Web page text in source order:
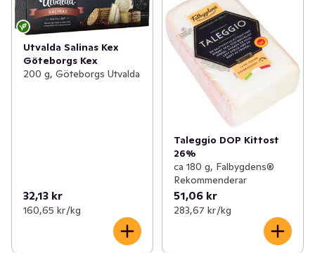
Utvalda Salinas Kex
Göteborgs Kex
200 g, Göteborgs Utvalda
32,13 kr
160,65 kr /kg
Taleggio DOP Kittost
26%
ca 180 g, Falbygdens®
Rekommenderar
51,06 kr
283,67 kr /kg